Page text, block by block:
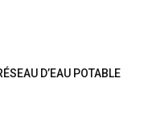
D’EAU POTABLE